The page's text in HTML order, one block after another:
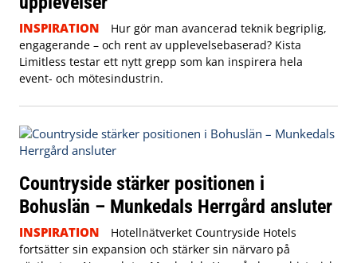
INSPIRATION
Hur gör man avancerad teknik begriplig,
engagerande – och rent av upplevelsebaserad? Kista
Limitless testar ett nytt grepp som kan inspirera hela
event- och mötesindustrin.
Countryside stärker positionen i
Bohuslän – Munkedals Herrgård ansluter
INSPIRATION
Hotellnätverket Countryside Hotels
fortsätter sin expansion och stärker sin närvaro på